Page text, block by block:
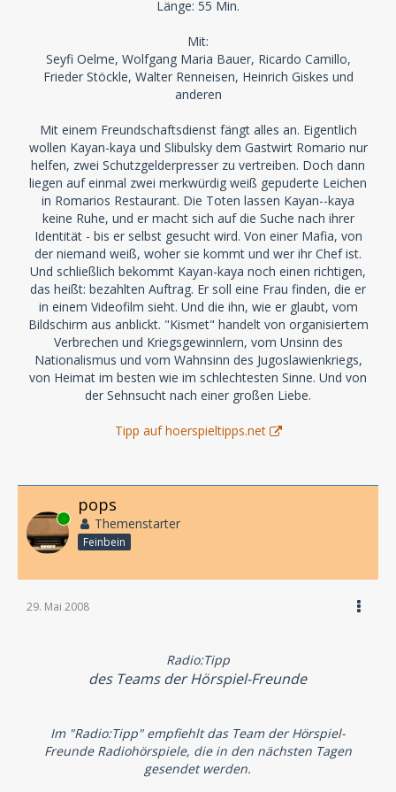
Länge: 55 Min.
Mit:
Seyfi Oelme, Wolfgang Maria Bauer, Ricardo Camillo,
Frieder Stöckle, Walter Renneisen, Heinrich Giskes und
anderen
Mit einem Freundschaftsdienst fängt alles an. Eigentlich
wollen Kayan-kaya und Slibulsky dem Gastwirt Romario nur
helfen, zwei Schutzgelderpresser zu vertreiben. Doch dann
liegen auf einmal zwei merkwürdig weiß gepuderte Leichen
in Romarios Restaurant. Die Toten lassen Kayan--kaya
keine Ruhe, und er macht sich auf die Suche nach ihrer
Identität - bis er selbst gesucht wird. Von einer Mafia, von
der niemand weiß, woher sie kommt und wer ihr Chef ist.
Und schließlich bekommt Kayan-kaya noch einen richtigen,
das heißt: bezahlten Auftrag. Er soll eine Frau finden, die er
in einem Videofilm sieht. Und die ihn, wie er glaubt, vom
Bildschirm aus anblickt. "Kismet" handelt von organisiertem
Verbrechen und Kriegsgewinnlern, vom Unsinn des
Nationalismus und vom Wahnsinn des Jugoslawienkriegs,
von Heimat im besten wie im schlechtesten Sinne. Und von
der Sehnsucht nach einer großen Liebe.
Tipp auf hoerspieltipps.net
Online
pops
Themenstarter
Feinbein
29. Mai 2008
Radio:Tipp
des Teams der Hörspiel-Freunde
Im "Radio:Tipp" empfiehlt das Team der Hörspiel-
Freunde Radiohörspiele, die in den nächsten Tagen
gesendet werden.